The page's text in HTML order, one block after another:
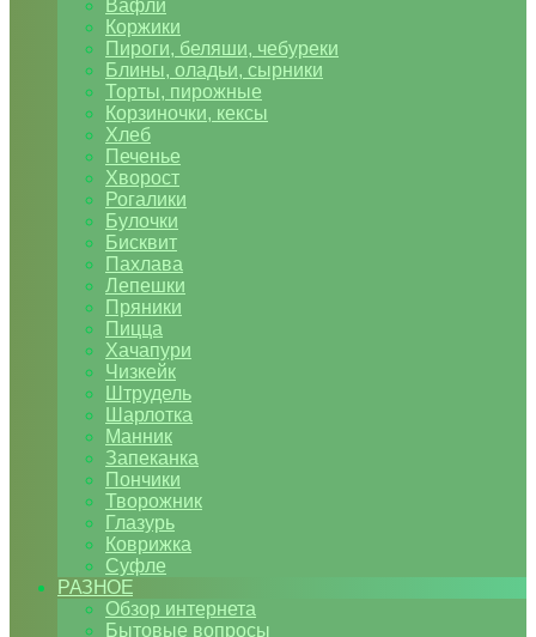
Вафли
Коржики
Пироги, беляши, чебуреки
Блины, оладьи, сырники
Торты, пирожные
Корзиночки, кексы
Хлеб
Печенье
Хворост
Рогалики
Булочки
Бисквит
Пахлава
Лепешки
Пряники
Пицца
Хачапури
Чизкейк
Штрудель
Шарлотка
Манник
Запеканка
Пончики
Творожник
Глазурь
Коврижка
Суфле
РАЗНОЕ
Обзор интернета
Бытовые вопросы